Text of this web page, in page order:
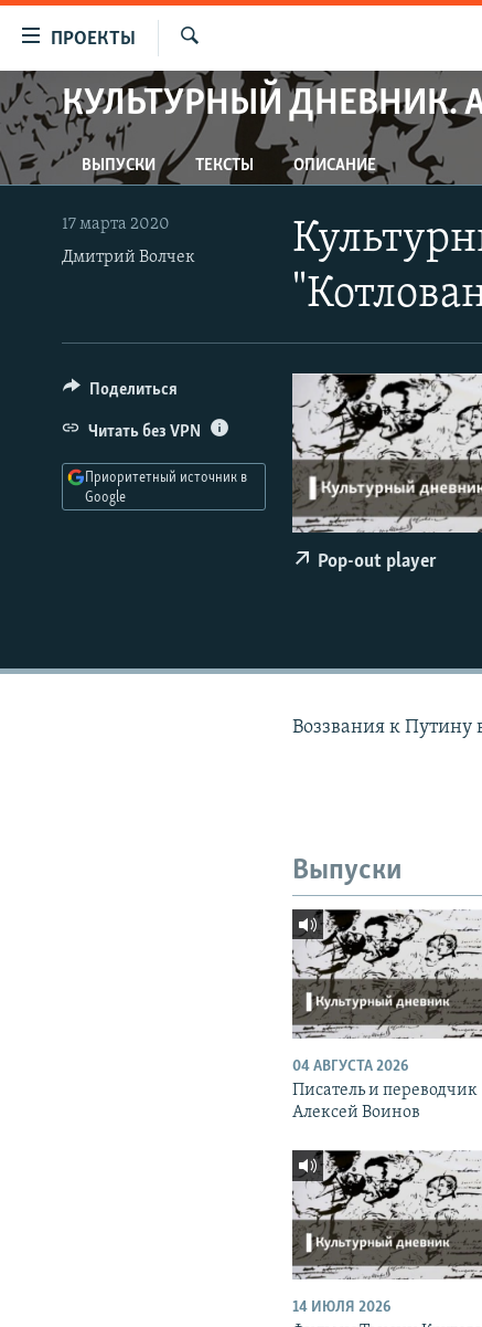
упрощенного
доступа
Вернуться
к
основному
содержанию
Вернутся
ПРОЕКТЫ
ПРОГРАММЫ
ПОДКАСТЫ
АВТОРСКИЕ ПРОЕКТЫ
ЦИТАТЫ СВОБОДЫ
МНЕНИЯ
IDEL.РЕАЛИИ
КАВКАЗ.РЕАЛИИ
СЕВЕР.РЕАЛИИ
СИБИРЬ.РЕАЛИИ
РАСПИСАНИЕ ВЕЩАНИЯ
Искать
КУЛЬТУРНЫЙ ДНЕВНИК.
ВЫПУСКИ ТЕКСТЫ ОПИСАНИЕ
17 марта 2020
Дмитрий Волчек
Pop-out player
Поделиться
Читать без VPN
Приоритетный источник в
Google
Воззвания к Путину
Выпуски
04 АВГУСТА 2026
Писатель и переводчик
Алексей Воинов
14 ИЮЛЯ 2026